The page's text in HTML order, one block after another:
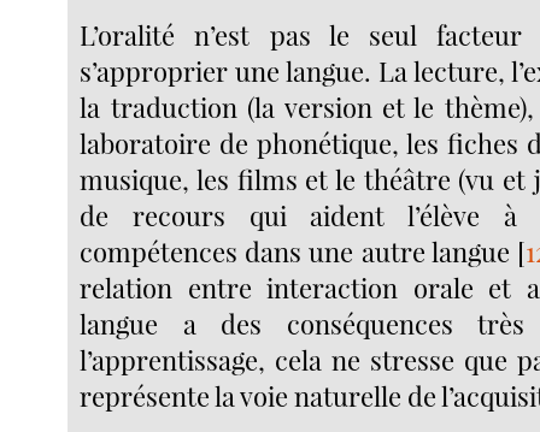
L’oralité n’est pas le seul
s’approprier une langue. La lecture,
la traduction (la version et le thème),
laboratoire de phonétique, les fiches
musique, les films et le théâtre (vu et
de recours qui aident l’élève à
compétences dans une autre langue [
relation entre interaction orale et
langue a des conséquences
l’apprentissage, cela ne stresse que
représente la voie naturelle de